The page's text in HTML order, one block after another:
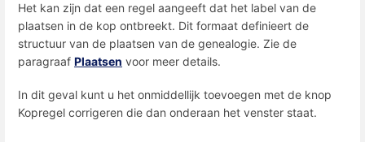
Het kan zijn dat een regel aangeeft dat het label van de
plaatsen in de kop ontbreekt. Dit formaat definieert de
structuur van de plaatsen van de genealogie. Zie de
paragraaf Plaatsen voor meer details.
In dit geval kunt u het onmiddellijk toevoegen met de knop
Kopregel corrigeren die dan onderaan het venster staat.